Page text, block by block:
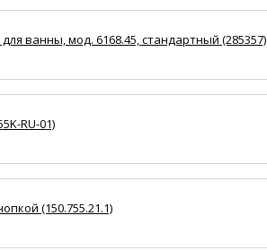
ванны, мод. 6168.45, стандартный (285357)
RU-01)
(150.755.21.1)